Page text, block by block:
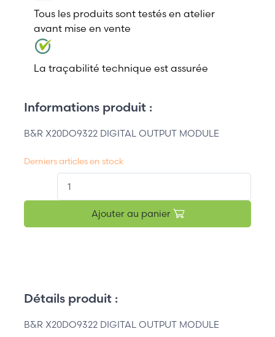
Tous les produits sont testés en atelier
avant mise en vente
La traçabilité technique est assurée
Informations produit :
B&R X20DO9322 DIGITAL OUTPUT MODULE
Derniers articles en stock
Ajouter au panier
Détails produit :
B&R X20DO9322 DIGITAL OUTPUT MODULE